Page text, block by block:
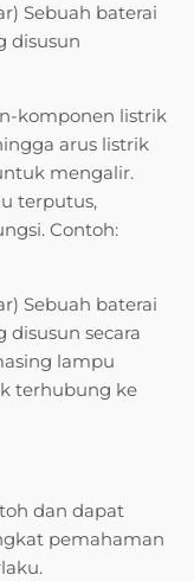
Sebuah baterai
disusun
komponen listrik
arus listrik
mengalir.
terputus,
Contoh:
Sebuah baterai
secara
lampu
terhubung ke
dan dapat
pemahaman